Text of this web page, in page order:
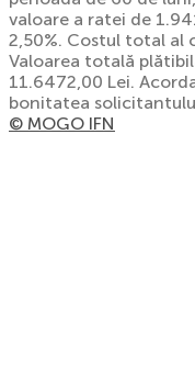
valoare a ratei de
2,50%. Costul total al
Valoarea totală
11.6472,00 Lei.
bonitatea
© MOGO IFN